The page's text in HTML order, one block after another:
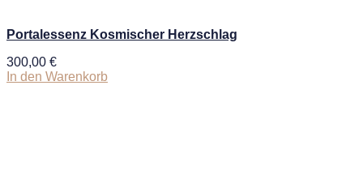
Portalessenz Kosmischer Herzschlag
300,00 €
In den Warenkorb